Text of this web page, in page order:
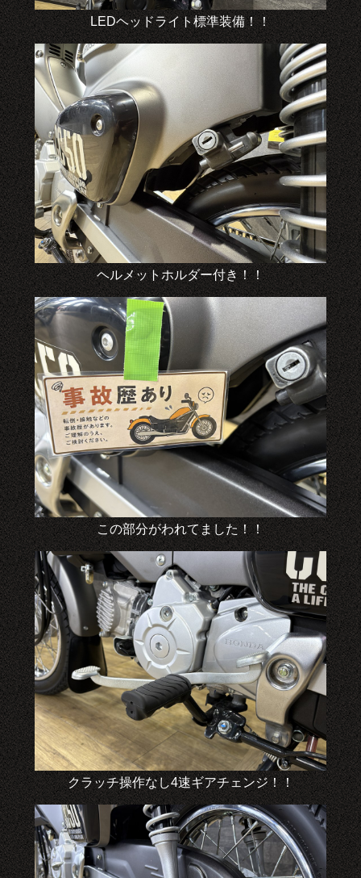
LEDヘッドライト標準装備！！
ヘルメットホルダー付き！！
この部分がわれてました！！
クラッチ操作なし4速ギアチェンジ！！